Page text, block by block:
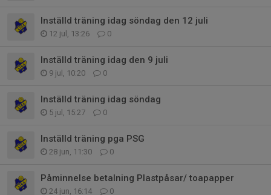
Inställd träning idag söndag den 12 juli
12 jul, 13:26 0
Inställd träning idag den 9 juli
9 jul, 10:20 0
Inställd träning idag söndag
5 jul, 15:27 0
Inställd träning pga PSG
28 jun, 11:30 0
Påminnelse betalning Plastpåsar/ toapapper
24 jun, 16:14 0